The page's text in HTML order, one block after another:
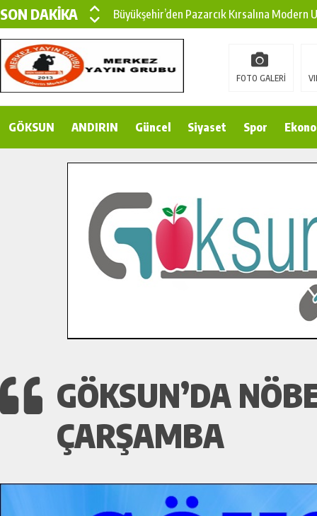
SON DAKİKA
Büyükşehir’den Pazarcık Kırsalına Modern
Çin’den KSÜ’ye Uluslararası Başarı:
Büyükşehir, Türkoğlu Derebaşı Sokak’ta
15 TEMMUZ’DA ŞEHİTLERİMİZ DUALARLA
Bertiz’in Yeni Köprüsünde Sona Doğru.
FOTO GALERİ
GÖKSUN ANDIRIN Güncel Siyaset Spor
GÖKSUN’DA
ÇARŞAMBA